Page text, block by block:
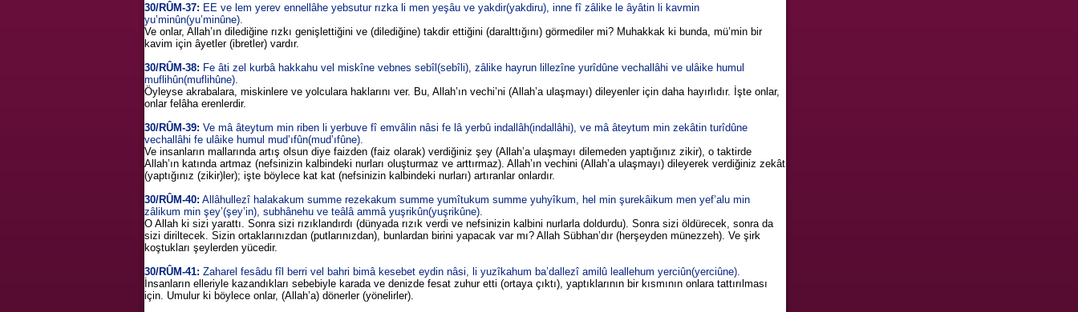
30/RÛM-37: EE ve lem yerev ennellâhe yebsutur rızka li men yeşâu ve yakdir(yakdiru), inne fî zâlike le âyâtin li kavmin
yu’minûn(yu’minûne).
Ve onlar, Allah’ın dilediğine rızkı genişlettiğini ve (dilediğine) takdir ettiğini (daralttığını) görmediler mi? Muhakkak ki bunda, mü’min bir
kavim için âyetler (ibretler) vardır.
30/RÛM-38: Fe âti zel kurbâ hakkahu vel miskîne vebnes sebîl(sebîli), zâlike hayrun lillezîne yurîdûne vechallâhi ve ulâike humul
muflihûn(muflihûne).
Öyleyse akrabalara, miskinlere ve yolculara haklarını ver. Bu, Allah’ın vechi’ni (Allah’a ulaşmayı) dileyenler için daha hayırlıdır. İşte onlar,
onlar felâha erenlerdir.
30/RÛM-39: Ve mâ âteytum min riben li yerbuve fî emvâlin nâsi fe lâ yerbû indallâh(indallâhi), ve mâ âteytum min zekâtin turîdûne
vechallâhi fe ulâike humul mud’ıfûn(mud’ıfûne).
Ve insanların mallarında artış olsun diye faizden (faiz olarak) verdiğiniz şey (Allah’a ulaşmayı dilemeden yaptığınız zikir), o taktirde
Allah’ın katında artmaz (nefsinizin kalbindeki nurları oluşturmaz ve arttırmaz). Allah’ın vechini (Allah’a ulaşmayı) dileyerek verdiğiniz zekât
(yaptığınız (zikir)ler); işte böylece kat kat (nefsinizin kalbindeki nurları) artıranlar onlardır.
30/RÛM-40: Allâhullezî halakakum summe rezekakum summe yumîtukum summe yuhyîkum, hel min şurekâikum men yef’alu min
zâlikum min şey’(şey’in), subhânehu ve teâlâ ammâ yuşrikûn(yuşrikûne).
O Allah ki sizi yarattı. Sonra sizi rızıklandırdı (dünyada rızık verdi ve nefsinizin kalbini nurlarla doldurdu). Sonra sizi öldürecek, sonra da
sizi diriltecek. Sizin ortaklarınızdan (putlarınızdan), bunlardan birini yapacak var mı? Allah Sübhan’dır (herşeyden münezzeh). Ve şirk
koştukları şeylerden yücedir.
30/RÛM-41: Zaharel fesâdu fîl berri vel bahri bimâ kesebet eydin nâsi, li yuzîkahum ba’dallezî amilû leallehum yerciûn(yerciûne).
İnsanların elleriyle kazandıkları sebebiyle karada ve denizde fesat zuhur etti (ortaya çıktı), yaptıklarının bir kısmının onlara tattırılması
için. Umulur ki böylece onlar, (Allah’a) dönerler (yönelirler).